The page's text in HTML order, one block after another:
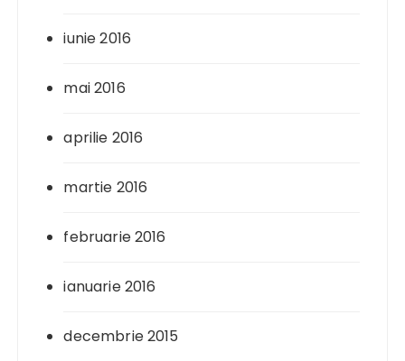
iunie 2016
mai 2016
aprilie 2016
martie 2016
februarie 2016
ianuarie 2016
decembrie 2015